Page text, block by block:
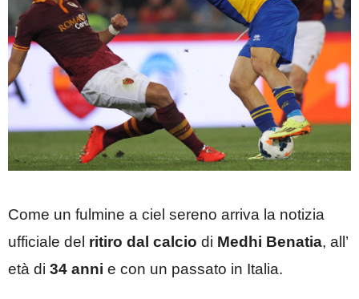
Come un fulmine a ciel sereno arriva la notizia
ufficiale del ritiro dal calcio di Medhi Benatia, all’
età di 34 anni e con un passato in Italia.